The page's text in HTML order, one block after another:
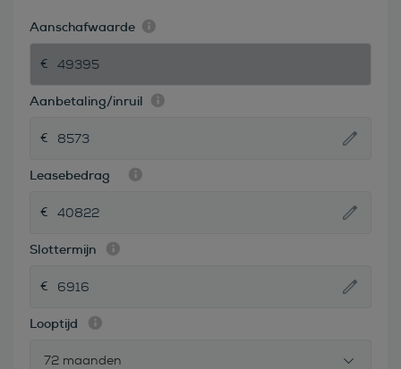
Aanschafwaarde
Aanbetaling/inruil
Leasebedrag
Slottermijn
Looptijd
72 maanden